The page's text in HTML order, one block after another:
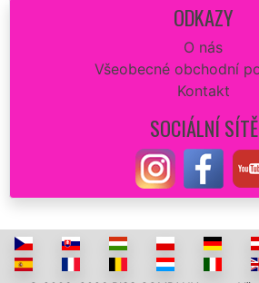
ODKAZY
O nás
Všeobecné obchodní
Kontakt
SOCIÁLNÍ SÍTĚ